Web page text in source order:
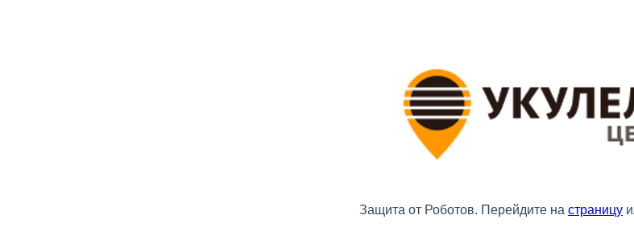
Защита от Роботов. Перейдите на страницу